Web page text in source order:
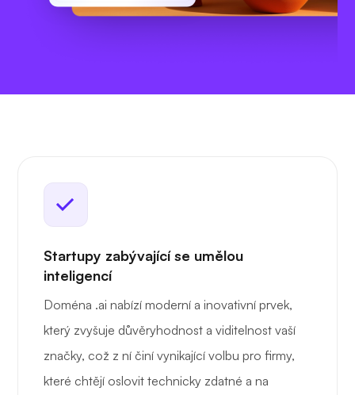
Startupy zabývající se umělou
inteligencí
Doména .ai nabízí moderní a inovativní prvek,
který zvyšuje důvěryhodnost a viditelnost vaší
značky, což z ní činí vynikající volbu pro firmy,
které chtějí oslovit technicky zdatné a na